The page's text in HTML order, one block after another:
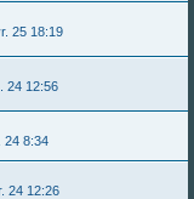
25 18:19
24 12:56
24 8:34
24 12:26